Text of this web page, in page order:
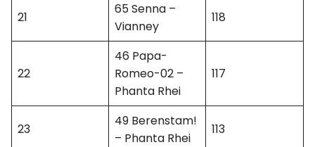
21
65 Senna –
Vianney
118
22
46 Papa-
Romeo-02 –
Phanta Rhei
117
23
49 Berenstam!
– Phanta Rhei
113